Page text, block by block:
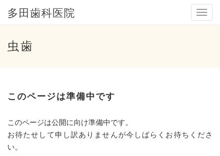
メ
ニ
多田歯科医院
虫歯
このページは準備中です
このページは公開に向け準備中です。
お待たせして申し訳ありませんが今しばらくお待ちくださ
い。